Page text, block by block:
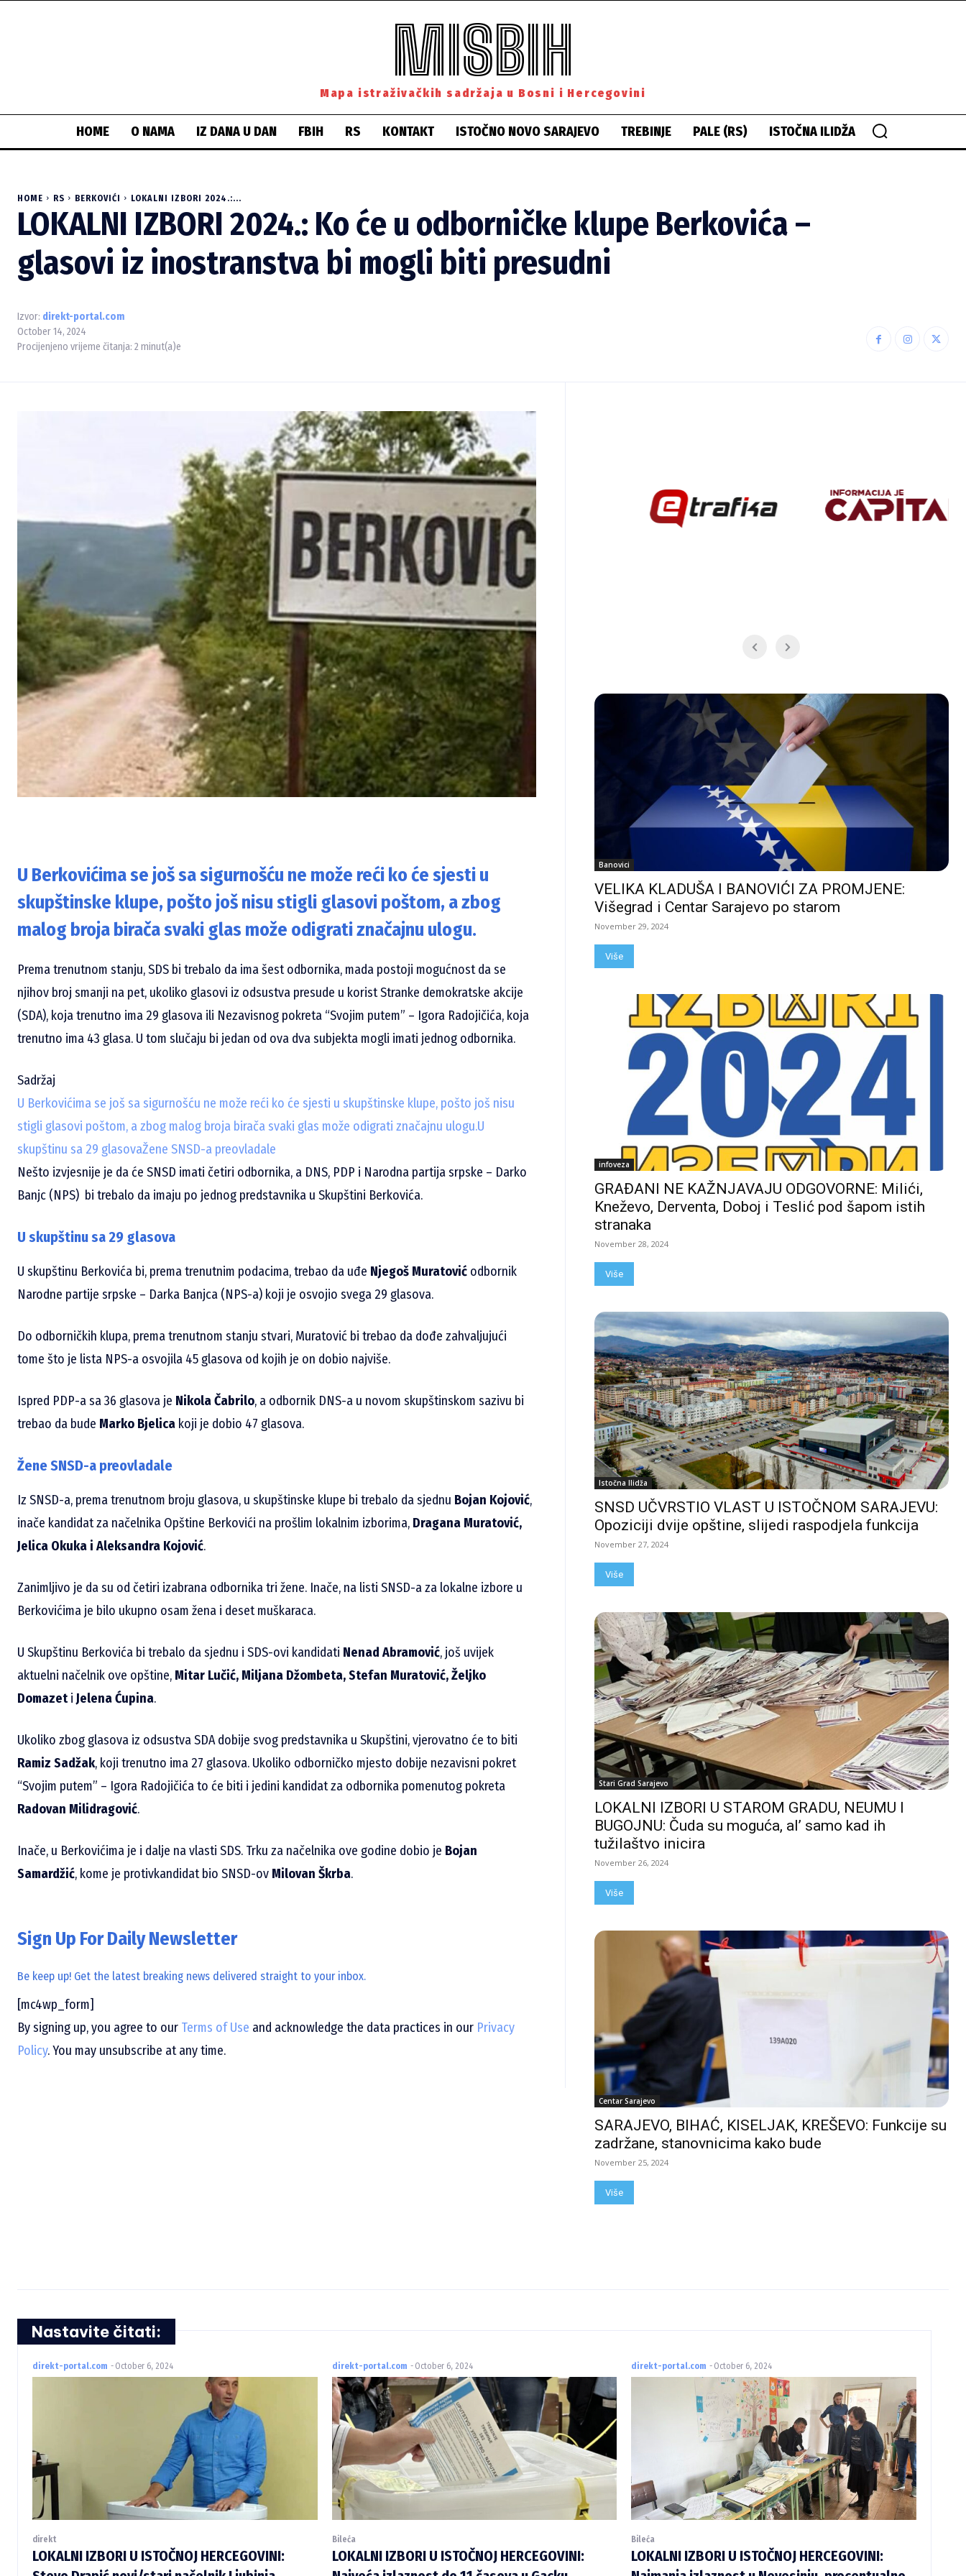
MISBIH
Mapa istraživačkih sadržaja u Bosni i Hercegovini
HOME O NAMA IZ DANA U DAN FBIH RS KONTAKT ISTOČNO NOVO SARAJEVO TREBINJE PALE (RS) ISTOČNA ILIDŽA
HOME RS BERKOVIĆI LOKALNI IZBORI 2024.:...
LOKALNI IZBORI 2024.: Ko će u odborničke klupe Berkovića –
glasovi iz inostranstva bi mogli biti presudni
Izvor: direkt-portal.com
October 14, 2024
Procijenjeno vrijeme čitanja: 2 minut(a)e
U Berkovićima se još sa sigurnošću ne može reći ko će sjesti u
skupštinske klupe, pošto još nisu stigli glasovi poštom, a zbog
malog broja birača svaki glas može odigrati značajnu ulogu.
Prema trenutnom stanju, SDS bi trebalo da ima šest odbornika, mada postoji mogućnost da se
njihov broj smanji na pet, ukoliko glasovi iz odsustva presude u korist Stranke demokratske akcije
(SDA), koja trenutno ima 29 glasova ili Nezavisnog pokreta “Svojim putem” – Igora Radojičića, koja
trenutno ima 43 glasa. U tom slučaju bi jedan od ova dva subjekta mogli imati jednog odbornika.
Sadržaj
U Berkovićima se još sa sigurnošću ne može reći ko će sjesti u skupštinske klupe, pošto još nisu
stigli glasovi poštom, a zbog malog broja birača svaki glas može odigrati značajnu ulogu.U
skupštinu sa 29 glasovaŽene SNSD-a preovladale
Nešto izvjesnije je da će SNSD imati četiri odbornika, a DNS, PDP i Narodna partija srpske – Darko
Banjc (NPS) bi trebalo da imaju po jednog predstavnika u Skupštini Berkovića.
U skupštinu sa 29 glasova
U skupštinu Berkovića bi, prema trenutnim podacima, trebao da uđe Njegoš Muratović odbornik
Narodne partije srpske – Darka Banjca (NPS-a) koji je osvojio svega 29 glasova.
Do odborničkih klupa, prema trenutnom stanju stvari, Muratović bi trebao da dođe zahvaljujući
tome što je lista NPS-a osvojila 45 glasova od kojih je on dobio najviše.
Ispred PDP-a sa 36 glasova je Nikola Čabrilo, a odbornik DNS-a u novom skupštinskom sazivu bi
trebao da bude Marko Bjelica koji je dobio 47 glasova.
Žene SNSD-a preovladale
Iz SNSD-a, prema trenutnom broju glasova, u skupštinske klupe bi trebalo da sjednu Bojan Kojović,
inače kandidat za načelnika Opštine Berkovići na prošlim lokalnim izborima, Dragana Muratović,
Jelica Okuka i Aleksandra Kojović.
Zanimljivo je da su od četiri izabrana odbornika tri žene. Inače, na listi SNSD-a za lokalne izbore u
Berkovićima je bilo ukupno osam žena i deset muškaraca.
U Skupštinu Berkovića bi trebalo da sjednu i SDS-ovi kandidati Nenad Abramović, još uvijek
aktuelni načelnik ove opštine, Mitar Lučić, Miljana Džombeta, Stefan Muratović, Željko
Domazeti Jelena Ćupina.
Ukoliko zbog glasova iz odsustva SDA dobije svog predstavnika u Skupštini, vjerovatno će to biti
Ramiz Sadžak, koji trenutno ima 27 glasova. Ukoliko odborničko mjesto dobije nezavisni pokret
“Svojim putem” – Igora Radojičića to će biti i jedini kandidat za odbornika pomenutog pokreta
Radovan Milidragović.
Inače, u Berkovićima je i dalje na vlasti SDS. Trku za načelnika ove godine dobio je Bojan
Samardžić, kome je protivkandidat bio SNSD-ov Milovan Škrba.
Sign Up For Daily Newsletter
Be keep up! Get the latest breaking news delivered straight to your inbox.
[mc4wp_form]
By signing up, you agree to our Terms of Use and acknowledge the data practices in our Privacy
Policy. You may unsubscribe at any time.
Banovici
VELIKA KLADUŠA I BANOVIĆI ZA PROMJENE:
Višegrad i Centar Sarajevo po starom
November 29, 2024
Više
infoveza
GRAĐANI NE KAŽNJAVAJU ODGOVORNE: Milići,
Kneževo, Derventa, Doboj i Teslić pod šapom istih
stranaka
November 28, 2024
Više
Istočna Ilidža
SNSD UČVRSTIO VLAST U ISTOČNOM SARAJEVU:
Opoziciji dvije opštine, slijedi raspodjela funkcija
November 27, 2024
Više
Stari Grad Sarajevo
LOKALNI IZBORI U STAROM GRADU, NEUMU I
BUGOJNU: Čuda su moguća, al’ samo kad ih
tužilaštvo inicira
November 26, 2024
Više
Centar Sarajevo
SARAJEVO, BIHAĆ, KISELJAK, KREŠEVO: Funkcije su
zadržane, stanovnicima kako bude
November 25, 2024
Više
Nastavite čitati:
direkt-portal.com - October 6, 2024
direkt
LOKALNI IZBORI U ISTOČNOJ HERCEGOVINI:
direkt-portal.com - October 6, 2024
Bileća
LOKALNI IZBORI U ISTOČNOJ HERCEGOVINI:
direkt-portal.com - October 6, 2024
Bileća
LOKALNI IZBORI U ISTOČNOJ HERCEGOVINI: